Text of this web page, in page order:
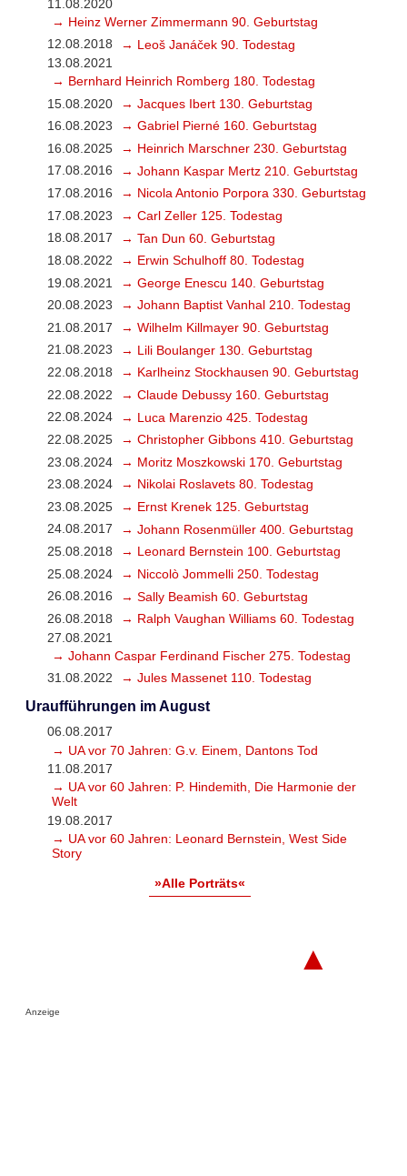
11.08.2020
→ Heinz Werner Zimmermann 90. Geburtstag
12.08.2018
→ Leoš Janáček 90. Todestag
13.08.2021
→ Bernhard Heinrich Romberg 180. Todestag
15.08.2020
→ Jacques Ibert 130. Geburtstag
16.08.2023
→ Gabriel Pierné 160. Geburtstag
16.08.2025
→ Heinrich Marschner 230. Geburtstag
17.08.2016
→ Johann Kaspar Mertz 210. Geburtstag
17.08.2016
→ Nicola Antonio Porpora 330. Geburtstag
17.08.2023
→ Carl Zeller 125. Todestag
18.08.2017
→ Tan Dun 60. Geburtstag
18.08.2022
→ Erwin Schulhoff 80. Todestag
19.08.2021
→ George Enescu 140. Geburtstag
20.08.2023
→ Johann Baptist Vanhal 210. Todestag
21.08.2017
→ Wilhelm Killmayer 90. Geburtstag
21.08.2023
→ Lili Boulanger 130. Geburtstag
22.08.2018
→ Karlheinz Stockhausen 90. Geburtstag
22.08.2022
→ Claude Debussy 160. Geburtstag
22.08.2024
→ Luca Marenzio 425. Todestag
22.08.2025
→ Christopher Gibbons 410. Geburtstag
23.08.2024
→ Moritz Moszkowski 170. Geburtstag
23.08.2024
→ Nikolai Roslavets 80. Todestag
23.08.2025
→ Ernst Krenek 125. Geburtstag
24.08.2017
→ Johann Rosenmüller 400. Geburtstag
25.08.2018
→ Leonard Bernstein 100. Geburtstag
25.08.2024
→ Niccolò Jommelli 250. Todestag
26.08.2016
→ Sally Beamish 60. Geburtstag
26.08.2018
→ Ralph Vaughan Williams 60. Todestag
27.08.2021
→ Johann Caspar Ferdinand Fischer 275. Todestag
31.08.2022
→ Jules Massenet 110. Todestag
Uraufführungen im August
06.08.2017
→ UA vor 70 Jahren: G.v. Einem, Dantons Tod
11.08.2017
→ UA vor 60 Jahren: P. Hindemith, Die Harmonie der
Welt
19.08.2017
→ UA vor 60 Jahren: Leonard Bernstein, West Side
Story
»Alle Porträts«
▲
Anzeige